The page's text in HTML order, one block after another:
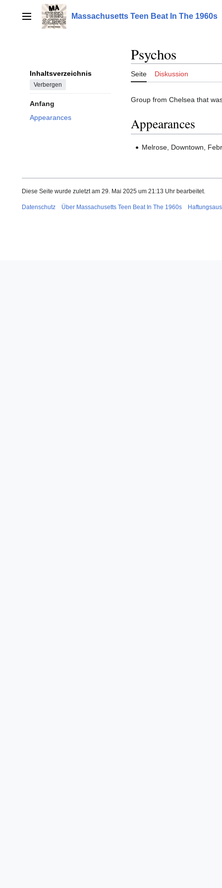
springenHauptmenü Massachusetts Teen Beat In The 1960s
Inhaltsverzeichnis
Verbergen
Anfang
Appearances
Psychos
Seite Diskussion
Group from Chelsea that
Appearances
Melrose, Downtown,
Diese Seite wurde zuletzt am 29. Mai 2025 um 21:13 Uhr bearbeitet.
Datenschutz Über Massachusetts Teen Beat In The 1960s